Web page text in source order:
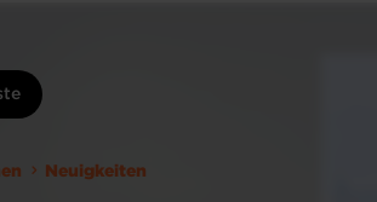
Neuigkeiten